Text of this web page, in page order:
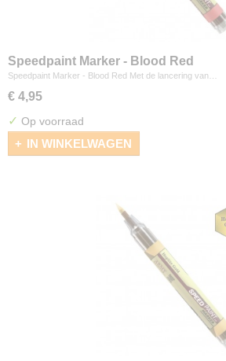
Speedpaint Marker - Blood Red
Speedpaint Marker - Blood Red Met de lancering van…
€ 4,95
✓ Op voorraad
IN WINKELWAGEN